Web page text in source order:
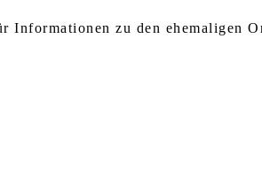
zu den ehemaligen